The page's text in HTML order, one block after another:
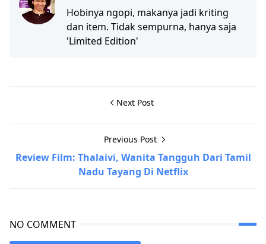
Hobinya ngopi, makanya jadi kriting
dan item. Tidak sempurna, hanya saja
'Limited Edition'
Next Post
Previous Post
Review Film: Thalaivi, Wanita Tangguh Dari Tamil
Nadu Tayang Di Netflix
NO COMMENT